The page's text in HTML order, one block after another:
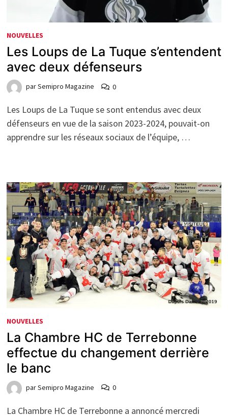
NOUVELLES
Les Loups de La Tuque s’entendent
avec deux défenseurs
parSemipro Magazine 0
Les Loups de La Tuque se sont entendus avec deux
défenseurs en vue de la saison 2023-2024, pouvait-on
apprendre sur les réseaux sociaux de l’équipe, …
NOUVELLES
La Chambre HC de Terrebonne
effectue du changement derrière
le banc
parSemipro Magazine 0
La Chambre HC de Terrebonne a annoncé mercredi